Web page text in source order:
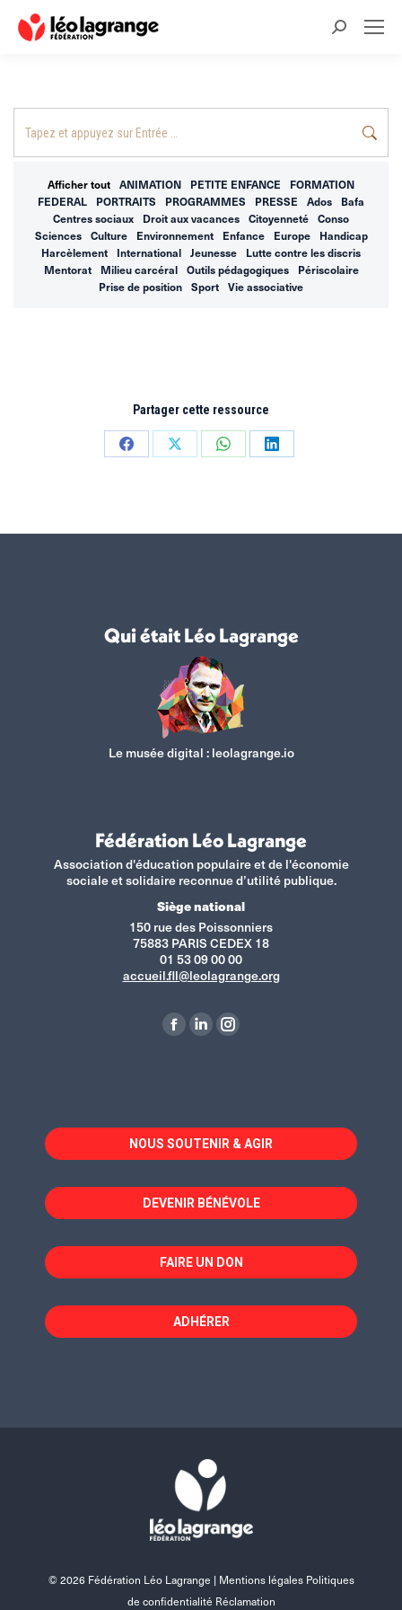
Recherche
Afficher tout ANIMATION PETITE ENFANCE
FORMATION
FEDERAL
PORTRAITS PROGRAMMES PRESSE Ados
Bafa
Centres sociaux
Droit aux vacances Citoyenneté
Conso
Sciences
Culture Environnement Enfance Europe
Handicap
Harcèlement
International Jeunesse
Lutte contre les discris
Mentorat
Milieu carcéral Outils pédagogiques
Périscolaire
Prise de position
Sport Vie associative
Partager cette ressource
PartagerPartagerPartagerPartager
Qui était Léo Lagrange
Le musée digital :leolagrange.io
Fédération Léo Lagrange
Association d'éducation populaire et de l'économie
sociale et solidaire reconnue d’utilité publique.
Siège national
150 rue des Poissonniers
75883 PARIS CEDEX 18
01 53 09 00 00
accueil.fll@leolagrange.org
La
dans
une
fenêtre
La
dans
une
fenêtre
La
dans
une
fenêtre
NOUS SOUTENIR & AGIR
DEVENIR BÉNÉVOLE
FAIRE UN DON
ADHÉRER
© 2026 Fédération Léo Lagrange | Mentions légales Politiques
de confidentialité Réclamation